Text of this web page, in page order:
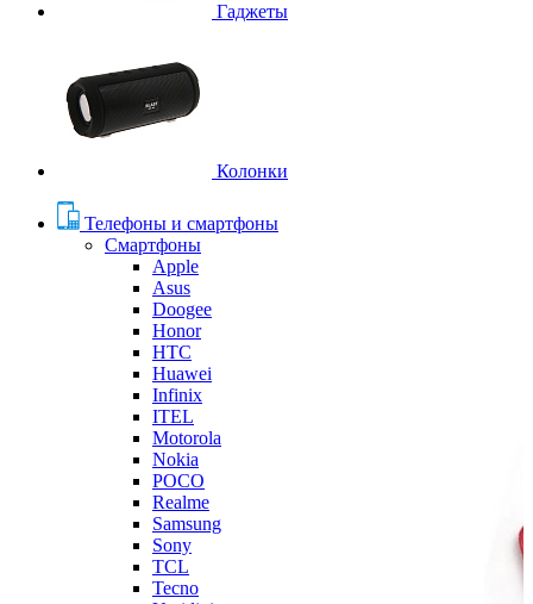
Гаджеты
Колонки
Телефоны и смартфоны
Смартфоны
Apple
Asus
Doogee
Honor
HTC
Huawei
Infinix
ITEL
Motorola
Nokia
POCO
Realme
Samsung
Sony
TCL
Tecno